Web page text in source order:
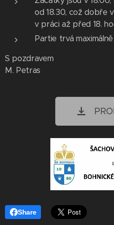
od 18.30, což dobře
v práci až před 18.
Partie trvá
S pozdravem
M. Petras
Share